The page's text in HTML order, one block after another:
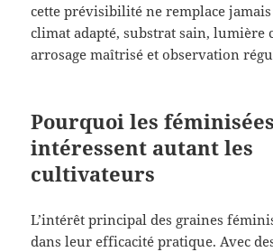
cette prévisibilité ne remplace jamais
climat adapté, substrat sain, lumière
arrosage maîtrisé et observation
Pourquoi les féminisées
intéressent autant les
cultivateurs
L’intérêt principal des graines
dans leur efficacité pratique. Avec